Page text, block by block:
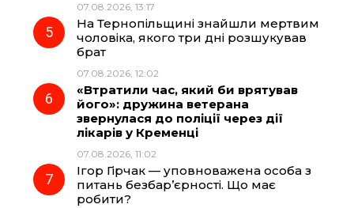
07.08.2026, 13:17
На Тернопільщині знайшли мертвим
чоловіка, якого три дні розшукував
брат
07.08.2026, 12:02
«Втратили час, який би врятував
його»: дружина ветерана
звернулася до поліції через дії
лікарів у Кременці
07.08.2026, 11:02
Ігор Гірчак — уповноважена особа з
питань безбар’єрності. Що має
робити?